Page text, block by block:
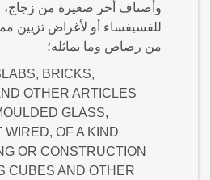
وأصناف أخر صغيرة من زجاج،
للفسيفساء أو لأغراض تزيين
من رصاص وما يماثله؛
BRICKS,
OTHER ARTICLES
GLASS,
OF A KIND
OR CONSTRUCTION
CUBES AND OTHER